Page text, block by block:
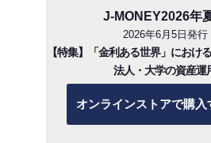
J-MONEY2026年
2026年6月5日発行
【特集】「金利ある世界」におけ
法人・大学の資産運
オンラインストアで購入